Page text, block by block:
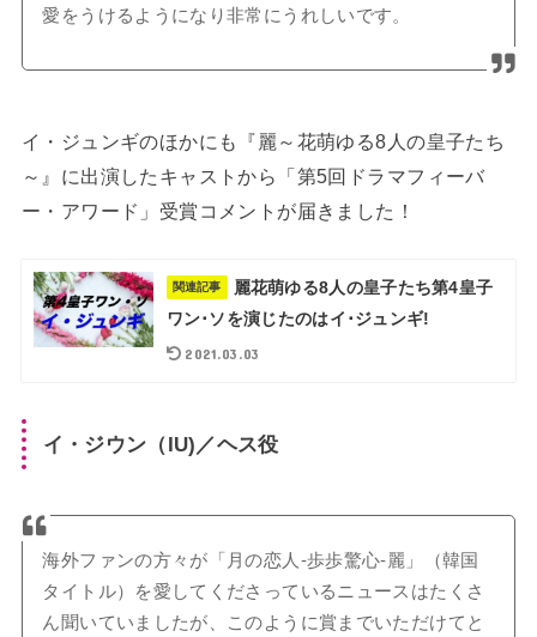
愛をうけるようになり非常にうれしいです。
イ・ジュンギのほかにも『麗～花萌ゆる8人の皇子たち
～』に出演したキャストから「第5回ドラマフィーバ
ー・アワード」受賞コメントが届きました！
関連記事
麗花萌ゆる8人の皇子たち第4皇子
ワン･ソを演じたのはイ･ジュンギ!
2021.03.03
イ・ジウン（IU)／ヘス役
海外ファンの方々が「月の恋人-歩歩驚心-麗」（韓国
タイトル）を愛してくださっているニュースはたくさ
ん聞いていましたが、このように賞までいただけてと